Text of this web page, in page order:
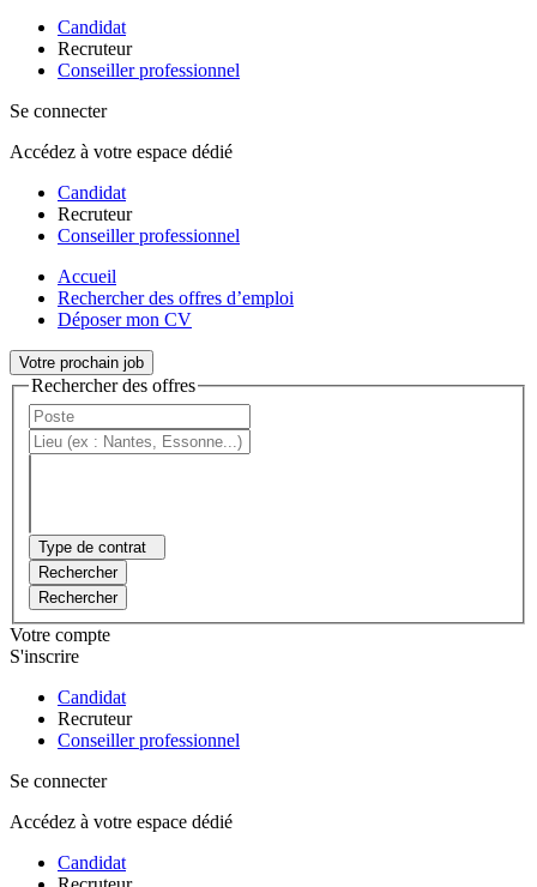
Candidat
Recruteur
Conseiller professionnel
Se connecter
Accédez à votre espace dédié
Candidat
Recruteur
Conseiller professionnel
Accueil
Rechercher des offres d’emploi
Déposer mon CV
Votre prochain job
Rechercher des offres
Type de contrat
Rechercher
Rechercher
Votre compte
S'inscrire
Candidat
Recruteur
Conseiller professionnel
Se connecter
Accédez à votre espace dédié
Candidat